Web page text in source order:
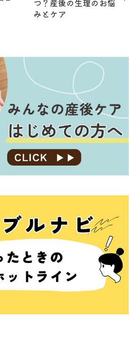
つ？産後の生理のお悩
みとケア